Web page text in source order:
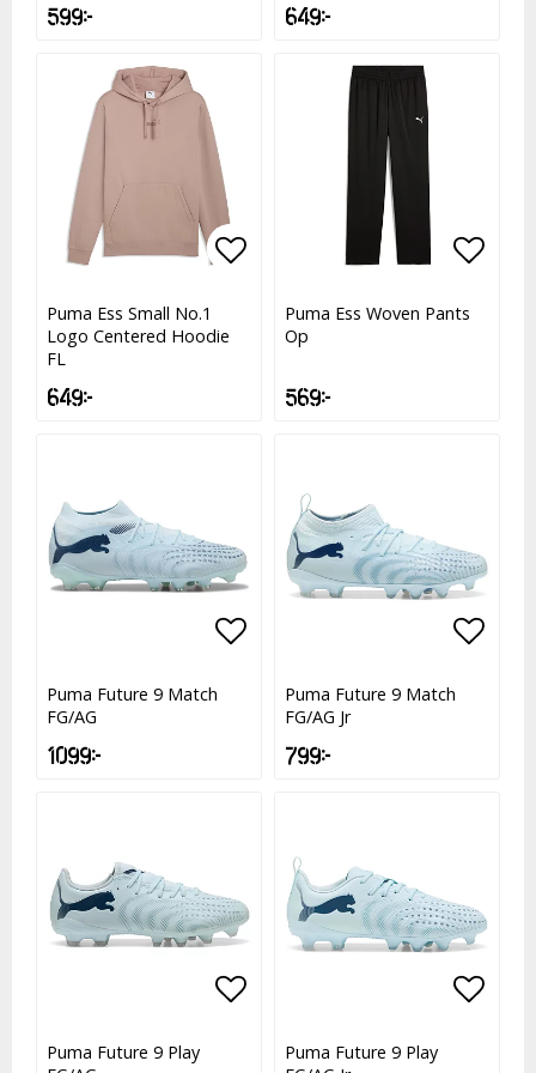
599 kr 649 kr
Lägg till i favoritlistan
Lägg till i favoritlistan
Puma Ess Small No.1
Logo Centered Hoodie
FL
649 kr
Puma Ess Woven Pants
Op
569 kr
Lägg till i favoritlistan
Lägg till i favoritlistan
Puma Future 9 Match
FG/AG
1 099 kr
Puma Future 9 Match
FG/AG Jr
799 kr
Lägg till i favoritlistan
Lägg till i favoritlistan
Puma Future 9 Play
Puma Future 9 Play